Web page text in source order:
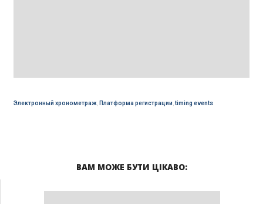
Электронный хронометраж, Платформа регистрации timing events
ВАМ МОЖЕ БУТИ ЦІКАВО: